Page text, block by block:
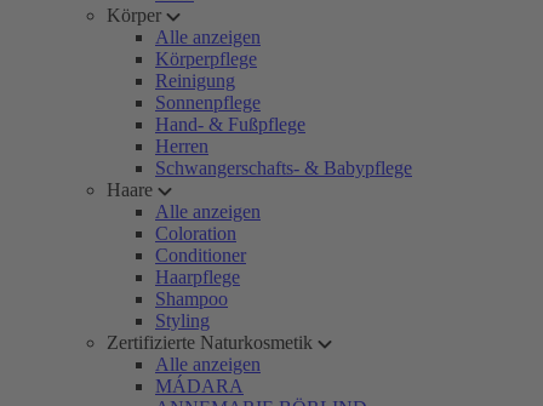
Körper
Alle anzeigen
Körperpflege
Reinigung
Sonnenpflege
Hand- & Fußpflege
Herren
Schwangerschafts- & Babypflege
Haare
Alle anzeigen
Coloration
Conditioner
Haarpflege
Shampoo
Styling
Zertifizierte Naturkosmetik
Alle anzeigen
MÁDARA